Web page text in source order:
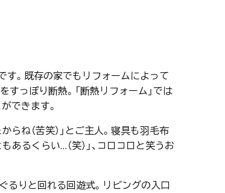
す。既存の家でもリフォームによって
をすっぽり断熱。「断熱リフォーム」では
できます。
ね（苦笑）」とご主人。寝具も羽毛布
るくらい…（笑）」、コロコロと笑うお
るりと回れる回遊式。リビングの入口